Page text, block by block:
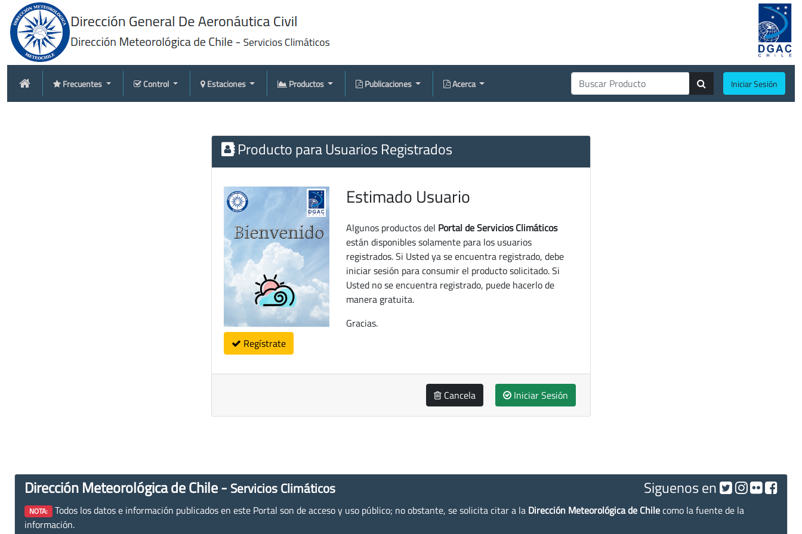
Frecuentes Control Estaciones Productos Publicaciones Acerca Iniciar Sesión
Producto para Usuarios Registrados
Regístrate
Estimado Usuario
Algunos productos del Portal de Servicios Climáticos
están disponibles solamente para los usuarios
registrados. Si Usted ya se encuentra registrado, debe
iniciar sesión para consumir el producto solicitado. Si
Usted no se encuentra registrado, puede hacerlo de
manera gratuita.
Gracias.
Cancela Iniciar Sesión
Dirección Meteorológica de Chile - Servicios Climáticos Siguenos en
NOTA: Todos los datos e información publicados en este Portal son de acceso y uso público; no obstante, se solicita citar a la Dirección Meteorológica de Chilecomo la fuente de la
información.